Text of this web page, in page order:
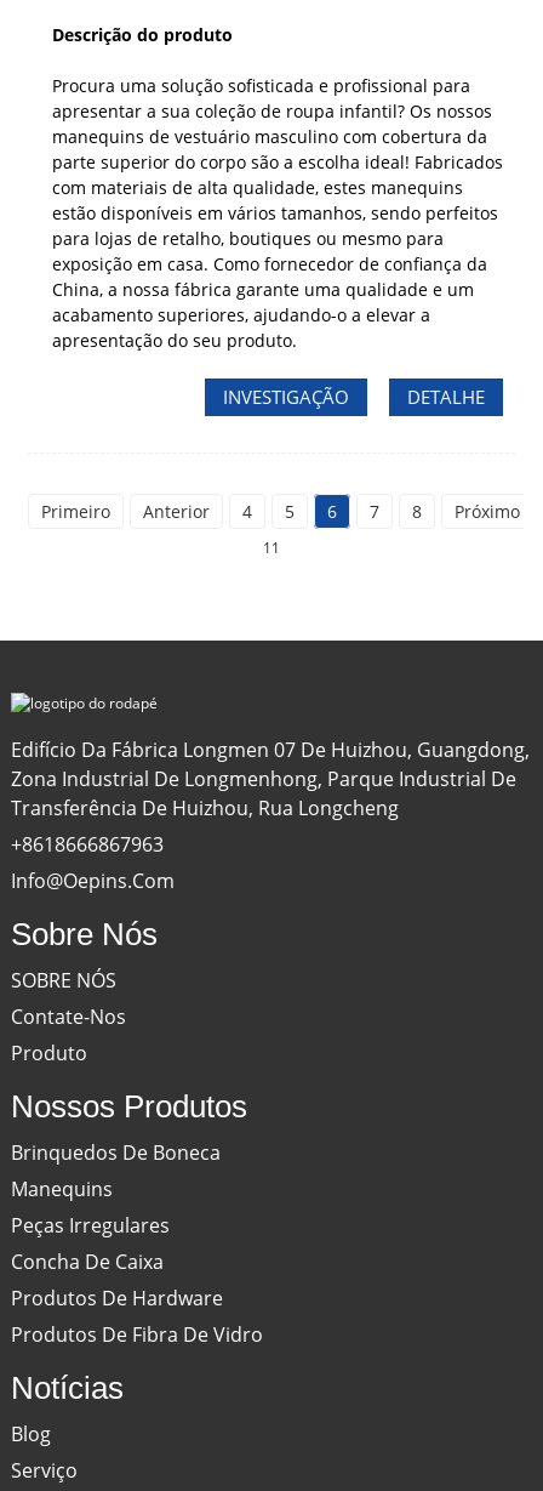
Descrição do produto
Procura uma solução sofisticada e profissional para
apresentar a sua coleção de roupa infantil? Os nossos
manequins de vestuário masculino com cobertura da
parte superior do corpo são a escolha ideal! Fabricados
com materiais de alta qualidade, estes manequins
estão disponíveis em vários tamanhos, sendo perfeitos
para lojas de retalho, boutiques ou mesmo para
exposição em casa. Como fornecedor de confiança da
China, a nossa fábrica garante uma qualidade e um
acabamento superiores, ajudando-o a elevar a
apresentação do seu produto.
INVESTIGAÇÃO DETALHE
Primeiro Anterior 4 5 6 7 8 Próximo
11
Edifício Da Fábrica Longmen 07 De Huizhou, Guangdong,
Zona Industrial De Longmenhong, Parque Industrial De
Transferência De Huizhou, Rua Longcheng
+8618666867963
Info@oepins.com
Sobre Nós
SOBRE NÓS
Contate-Nos
Produto
Nossos Produtos
Brinquedos De Boneca
Manequins
Peças Irregulares
Concha De Caixa
Produtos De Hardware
Produtos De Fibra De Vidro
Notícias
Blog
Serviço